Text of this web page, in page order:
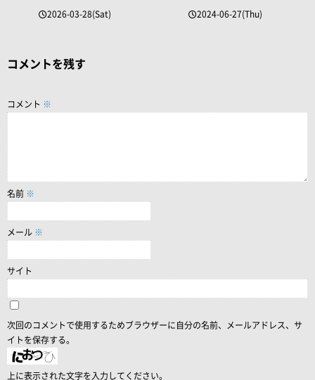
2026-03-28(Sat) 2024-06-27(Thu)
コメントを残す
コメント ※
名前 ※
メール ※
サイト
次回のコメントで使用するためブラウザーに自分の名前、メールアドレス、サ
イトを保存する。
上に表示された文字を入力してください。